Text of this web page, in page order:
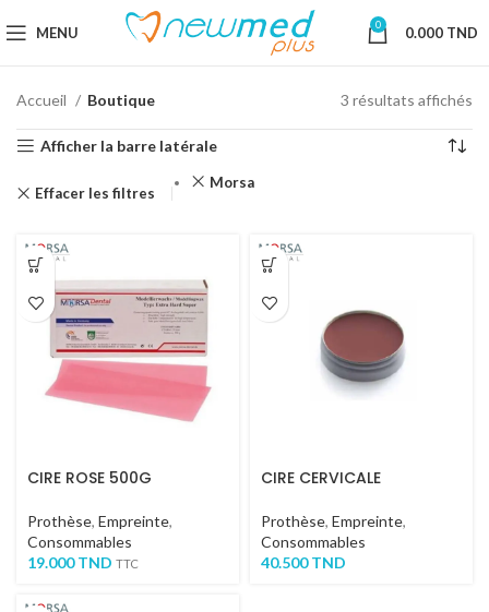
MENU 0 0.000 TND
Accueil Boutique 3 résultats affichés
Afficher la barre latérale
Effacer les filtres
Morsa
CIRE ROSE 500G
Prothèse, Empreinte,
Consommables
19.000TND TTC
CIRE CERVICALE
Prothèse, Empreinte,
Consommables
40.500TND